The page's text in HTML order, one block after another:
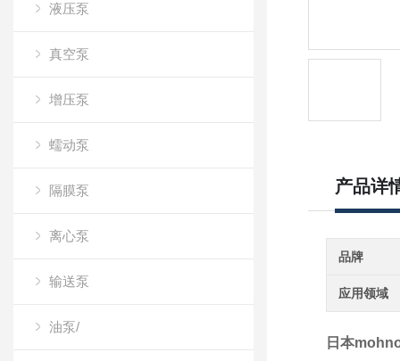
液压泵
真空泵
增压泵
蠕动泵
隔膜泵
离心泵
输送泵
油泵/
产品详
品牌
应用领域
日本